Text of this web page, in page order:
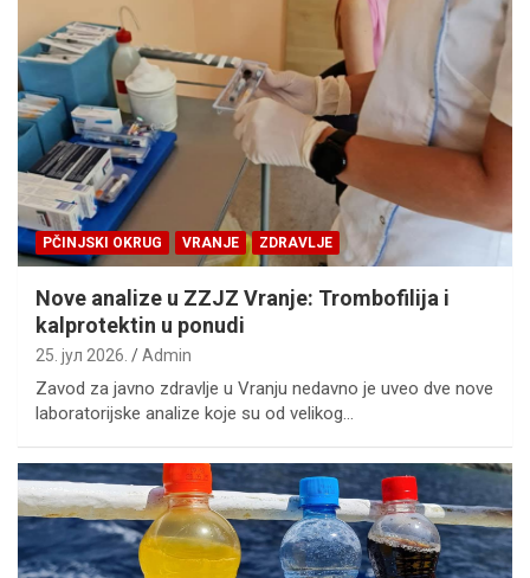
PČINJSKI OKRUG VRANJE ZDRAVLJE
Nove analize u ZZJZ Vranje: Trombofilija i
kalprotektin u ponudi
25. јул 2026. Admin
Zavod za javno zdravlje u Vranju nedavno je uveo dve nove
laboratorijske analize koje su od velikog…